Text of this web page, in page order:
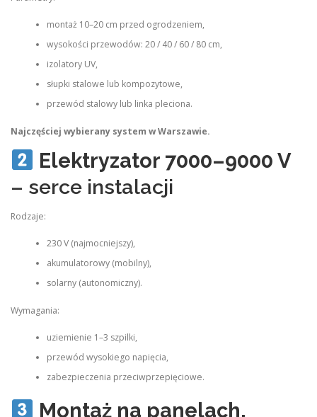
montaż 10–20 cm przed ogrodzeniem,
wysokości przewodów: 20 / 40 / 60 / 80 cm,
izolatory UV,
słupki stalowe lub kompozytowe,
przewód stalowy lub linka pleciona.
Najczęściej wybierany system w Warszawie.
Elektryzator 7000–9000 V
– serce instalacji
Rodzaje:
230 V (najmocniejszy),
akumulatorowy (mobilny),
solarny (autonomiczny).
Wymagania:
uziemienie 1–3 szpilki,
przewód wysokiego napięcia,
zabezpieczenia przeciwprzepięciowe.
Montaż na panelach,